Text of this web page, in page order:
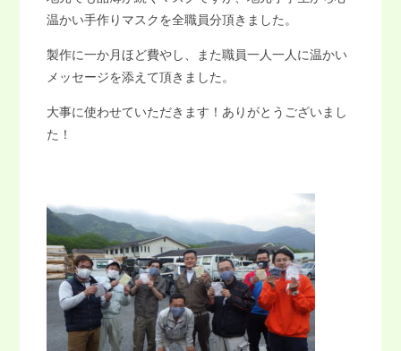
温かい手作りマスクを全職員分頂きました。
製作に一か月ほど費やし、また職員一人一人に温かい
メッセージを添えて頂きました。
大事に使わせていただきます！ありがとうございまし
た！